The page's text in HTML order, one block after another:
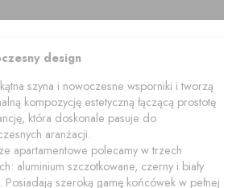
design
szyna i nowoczesne wsporniki i tworzą
kompozycję estetyczną łączącą prostotę
która doskonale pasuje do
aranżacji.
apartamentowe polecamy w trzech
aluminium szczotkowane, czerny i biały
Posiadają szeroką gamę końcówek w pełnej